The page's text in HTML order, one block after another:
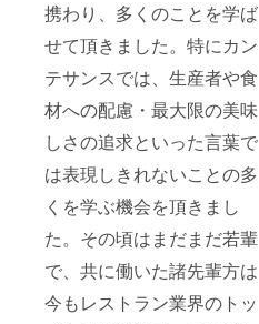
携わり、多くのことを学ば
せて頂きました。特にカン
テサンスでは、生産者や食
材への配慮・最大限の美味
しさの追求といった言葉で
は表現しきれないことの多
くを学ぶ機会を頂きまし
た。その頃はまだまだ若輩
で、共に働いた諸先輩方は
今もレストラン業界のトッ